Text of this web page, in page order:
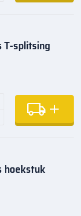
T-splitsing
hoekstuk